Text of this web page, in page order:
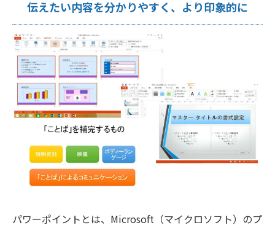
伝えたい内容を分かりやすく、より印象的に
パワーポイントとは、Microsoft（マイクロソフト）のプ